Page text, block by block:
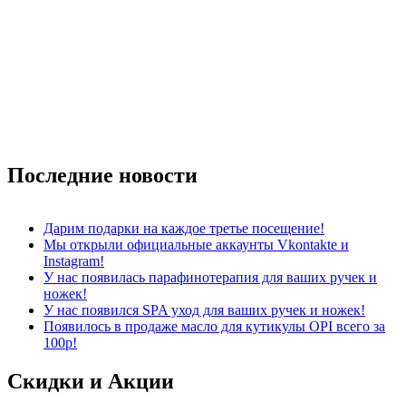
Последние новости
Дарим подарки на каждое третье посещение!
Мы открыли официальные аккаунты Vkontakte и
Instagram!
У нас появилась парафинотерапия для ваших ручек и
ножек!
У нас появился SPA уход для ваших ручек и ножек!
Появилось в продаже масло для кутикулы OPI всего за
100р!
Скидки и Акции